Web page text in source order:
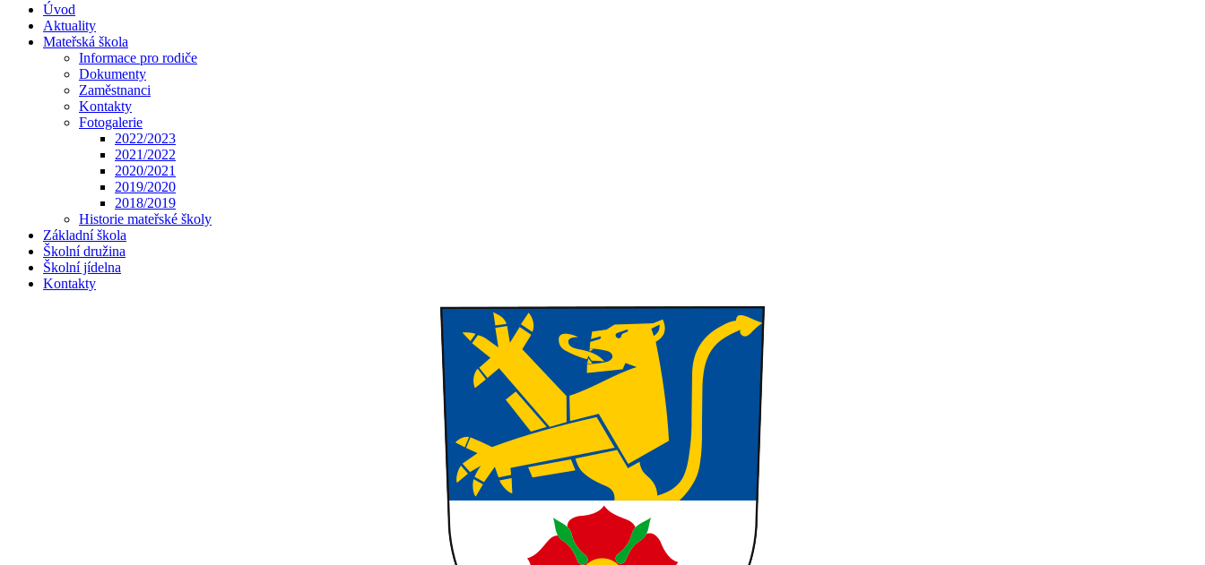
Úvod
Aktuality
Mateřská škola
Informace pro rodiče
Dokumenty
Zaměstnanci
Kontakty
Fotogalerie
2022/2023
2021/2022
2020/2021
2019/2020
2018/2019
Historie mateřské školy
Základní škola
Školní družina
Školní jídelna
Kontakty